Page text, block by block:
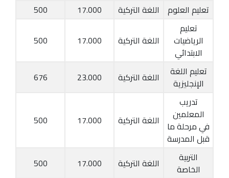
تعليم العلوم اللغة التركية 17.000
500
تعليم
الرياضيات
الابتدائي
اللغة التركية 17.000
500
تعليم اللغة
الإنجليزية
اللغة التركية 23.000
676
تدريب
المعلمين
في مرحلة ما
قبل المدرسة
اللغة التركية 17.000
500
التربية
الخاصة
اللغة التركية 17.000
500